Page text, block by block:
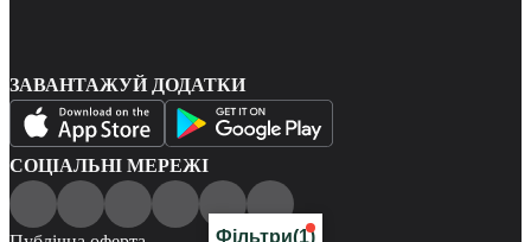
Фільтри(1)
ЗАВАНТАЖУЙ ДОДАТКИ
СОЦІАЛЬНІ МЕРЕЖІ